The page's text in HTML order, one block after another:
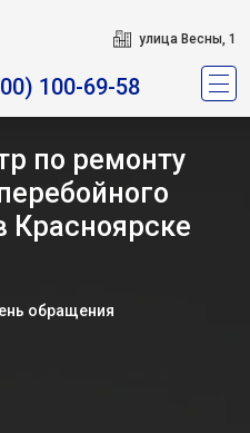
улица Весны, 1
100-69-58
по ремонту
Красноярске
обращения